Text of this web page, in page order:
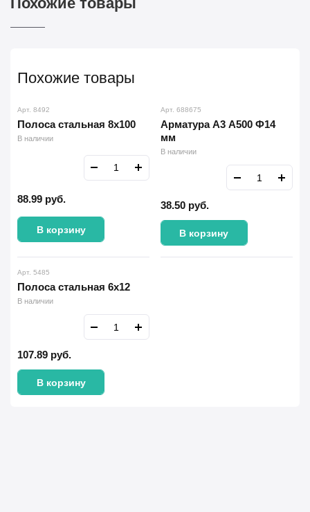
Похожие товары
Арт. 8492
Полоса стальная 8х100
В наличии
88.99 руб.
В корзину
Арт. 688675
Арматура А3 А500 Ф14
мм
В наличии
38.50 руб.
В корзину
Арт. 5485
Полоса стальная 6х12
В наличии
107.89 руб.
В корзину